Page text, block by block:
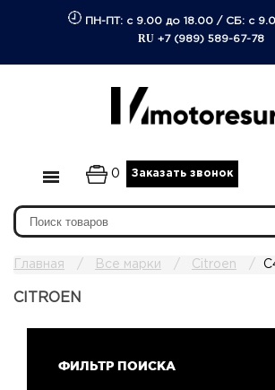
ПН-ПТ: с 9.00 до 18.00/ СБ: с
RU +7 (989) 589-67-78
0 Заказать звонок
Главная Все марки Citroen
CITROEN
ФИЛЬТР ПОИСКА